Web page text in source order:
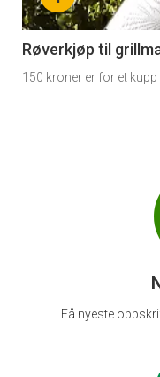
-
6
Røverkjøp til
150 kroner er for et
Få nyeste